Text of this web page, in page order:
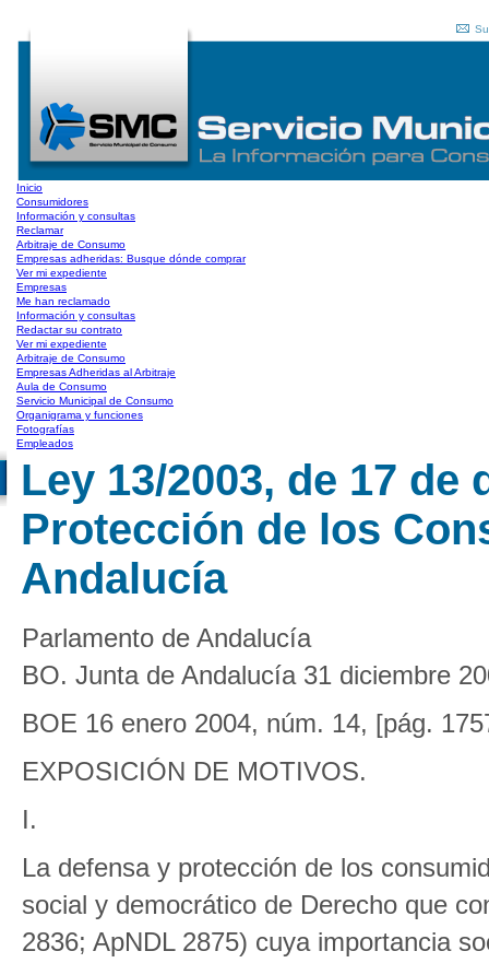
Inicio
Consumidores
Información y consultas
Reclamar
Arbitraje de Consumo
Empresas adheridas: Busque dónde comprar
Ver mi expediente
Empresas
Me han reclamado
Información y consultas
Redactar su contrato
Ver mi expediente
Arbitraje de Consumo
Empresas Adheridas al Arbitraje
Aula de Consumo
Servicio Municipal de Consumo
Organigrama y funciones
Fotografías
Empleados
Ley 13/2003, de 17
Protección de los
Andalucía
Parlamento de Andalucía
BO. Junta de Andalucía 31 diciembre
BOE 16 enero 2004, núm. 14, [pág.
EXPOSICIÓN DE MOTIVOS.
I.
La defensa y protección de los
social y democrático de Derecho que
2836; ApNDL 2875) cuya importancia